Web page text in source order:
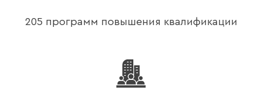
205 программ повышения квалификации